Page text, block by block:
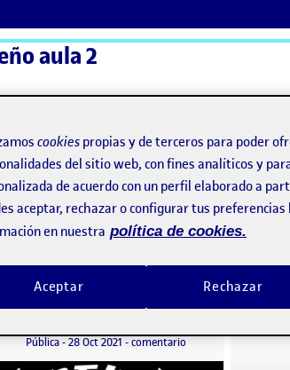
aula 2
ActiFolios
Campo
Fase 1: Definir una comunidad
Visibilidad:
Pública-Fecha de publicación
28 Oct 2021 -comentarioen Fase 1: Definir
cookies propias y de terceros para poder
del sitio web, con fines analíticos y
de acuerdo con un perfil elaborado a
aceptar, rechazar o configurar tus
en nuestra política de cookies.
Rechazar
Aceptar